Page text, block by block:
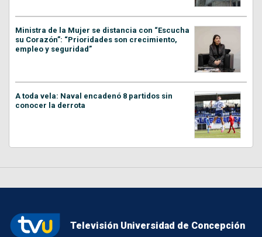
Ministra de la Mujer se distancia con “Escucha
su Corazón”: “Prioridades son crecimiento,
empleo y seguridad”
A toda vela: Naval encadenó 8 partidos sin
conocer la derrota
Televisión Universidad de Concepción